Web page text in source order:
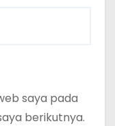
saya pada
berikutnya.